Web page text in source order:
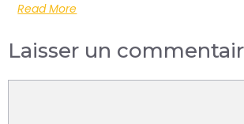
Read More
Laisser un